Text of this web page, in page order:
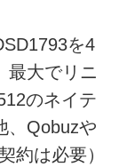
を4
最大でリニ
のネイテ
、Qobuzや
約は必要）